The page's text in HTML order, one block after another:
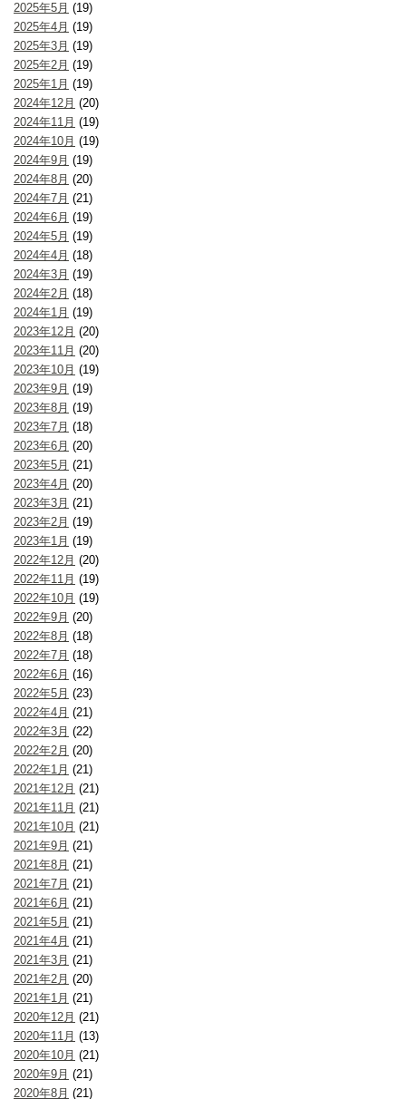
2025年5月 (19)
2025年4月 (19)
2025年3月 (19)
2025年2月 (19)
2025年1月 (19)
2024年12月 (20)
2024年11月 (19)
2024年10月 (19)
2024年9月 (19)
2024年8月 (20)
2024年7月 (21)
2024年6月 (19)
2024年5月 (19)
2024年4月 (18)
2024年3月 (19)
2024年2月 (18)
2024年1月 (19)
2023年12月 (20)
2023年11月 (20)
2023年10月 (19)
2023年9月 (19)
2023年8月 (19)
2023年7月 (18)
2023年6月 (20)
2023年5月 (21)
2023年4月 (20)
2023年3月 (21)
2023年2月 (19)
2023年1月 (19)
2022年12月 (20)
2022年11月 (19)
2022年10月 (19)
2022年9月 (20)
2022年8月 (18)
2022年7月 (18)
2022年6月 (16)
2022年5月 (23)
2022年4月 (21)
2022年3月 (22)
2022年2月 (20)
2022年1月 (21)
2021年12月 (21)
2021年11月 (21)
2021年10月 (21)
2021年9月 (21)
2021年8月 (21)
2021年7月 (21)
2021年6月 (21)
2021年5月 (21)
2021年4月 (21)
2021年3月 (21)
2021年2月 (20)
2021年1月 (21)
2020年12月 (21)
2020年11月 (13)
2020年10月 (21)
2020年9月 (21)
2020年8月 (21)